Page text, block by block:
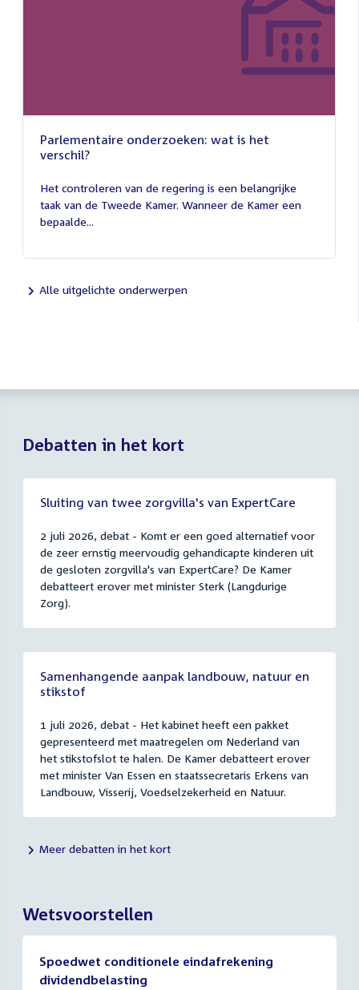
Parlementaire onderzoeken: wat is het
verschil?
juli
2026
Het controleren van de regering is een belangrijke
taak van de Tweede Kamer. Wanneer de Kamer een
bepaalde...
Alle uitgelichte onderwerpen
Debatten in het kort
Sluiting van twee zorgvilla's van ExpertCare
2 juli 2026, debat - Komt er een goed alternatief voor
de zeer ernstig meervoudig gehandicapte kinderen uit
de gesloten zorgvilla's van ExpertCare? De Kamer
debatteert erover met minister Sterk (Langdurige
Zorg).
Samenhangende aanpak landbouw, natuur en
stikstof
1 juli 2026, debat - Het kabinet heeft een pakket
gepresenteerd met maatregelen om Nederland van
het stikstofslot te halen. De Kamer debatteert erover
met minister Van Essen en staatssecretaris Erkens van
Landbouw, Visserij, Voedselzekerheid en Natuur.
Meer debatten in het kort
Wetsvoorstellen
Spoedwet conditionele eindafrekening
dividendbelasting